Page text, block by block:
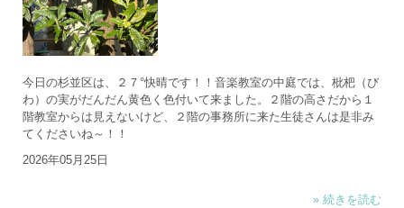
今日の杉並区は、２７°快晴です！！音楽教室の中庭では、枇杷（び
わ）の実がだんだん黄色く色付いて来ました。２階の高さだから１
階教室からは見えないけど、２階の事務所に来た生徒さんは是非み
てくださいね～！！
2026年05月25日
» 続きを読む